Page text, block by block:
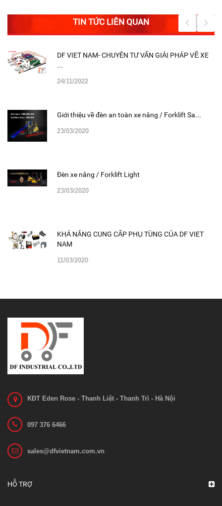
TIN TỨC LIÊN QUAN
DF VIET NAM- CHUYÊN TƯ VẤN GIẢI PHÁP VỀ XE
...
24/11/2022
Giới thiệu về đèn an toàn xe nâng / Forklift Sa...
23/03/2020
Đèn xe nâng / Forklift Light
23/03/2020
KHẢ NĂNG CUNG CẤP PHỤ TÙNG CỦA DF VIET
NAM
11/03/2020
KĐT Eden Rose - Thanh Liệt - Thanh Trì - Hà Nội
097 376 6466
sales@dfvietnam.com.vn
HỖ TRỢ